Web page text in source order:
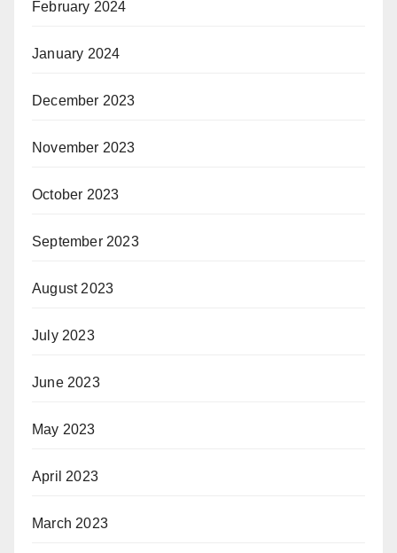
February 2024
January 2024
December 2023
November 2023
October 2023
September 2023
August 2023
July 2023
June 2023
May 2023
April 2023
March 2023